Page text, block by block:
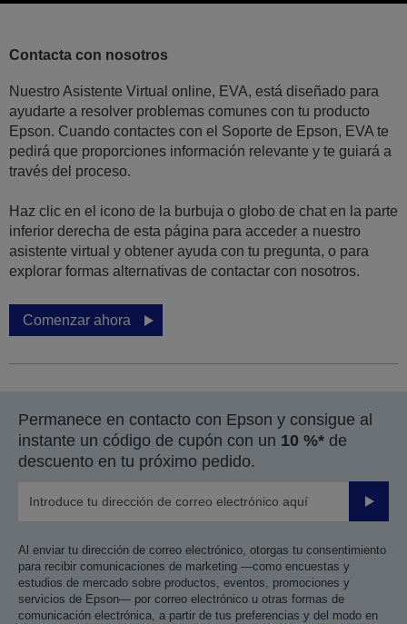
Contacta con nosotros
Nuestro Asistente Virtual online, EVA, está diseñado para
ayudarte a resolver problemas comunes con tu producto
Epson. Cuando contactes con el Soporte de Epson, EVA te
pedirá que proporciones información relevante y te guiará a
través del proceso.
Haz clic en el icono de la burbuja o globo de chat en la parte
inferior derecha de esta página para acceder a nuestro
asistente virtual y obtener ayuda con tu pregunta, o para
explorar formas alternativas de contactar con nosotros.
Comenzar ahora
Permanece en contacto con Epson y consigue al
instante un código de cupón con un 10 %* de
descuento en tu próximo pedido.
Enviar
Al enviar tu dirección de correo electrónico, otorgas tu consentimiento
para recibir comunicaciones de marketing —como encuestas y
estudios de mercado sobre productos, eventos, promociones y
servicios de Epson— por correo electrónico u otras formas de
comunicación electrónica, a partir de tus preferencias y del modo en